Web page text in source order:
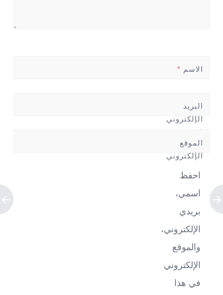
الاسم *
البريد
الإلكتروني
*
الموقع
الإلكتروني
احفظ
اسمي،
بريدي
الإلكتروني،
والموقع
الإلكتروني
في هذا